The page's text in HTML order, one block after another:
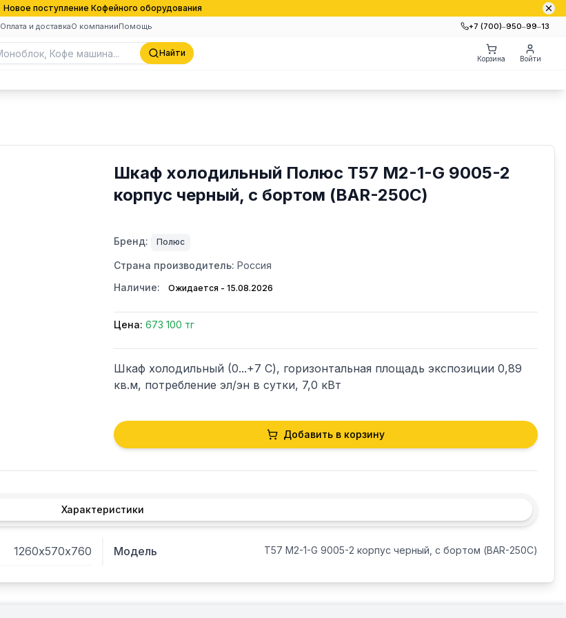
Новое поступление Кофейного оборудования
Оплата и доставкаО компанииПомощь +7 (700)‒950‒99‒13
Найти
Корзина Войти
Шкаф холодильный Полюс T57 M2-1-G 9005-2
корпус черный, с бортом (BAR-250C)
Бренд: Полюс
Страна производитель: Россия
Наличие:
Ожидается - 15.08.2026
Цена: 673 100 тг
Шкаф холодильный (0...+7 С), горизонтальная площадь экспозиции 0,89
кв.м, потребление эл/эн в сутки, 7,0 кВт
Добавить в корзину
Характеристики
1260х570х760 Модель T57 M2-1-G 9005-2 корпус черный, с бортом (BAR-250C)